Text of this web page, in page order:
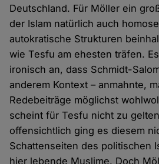
Deutschland. Für Möller ein
der Islam natürlich auch
autokratische Strukturen
wie Tesfu am ehesten träfen.
ironisch an, dass Schmidt-
anderem Kontext – anmahnte,
Redebeiträge möglichst
scheint für Tesfu nicht zu
offensichtlich ging es diesem
Schattenseiten des politischen
hier lebende Muslime. Doch